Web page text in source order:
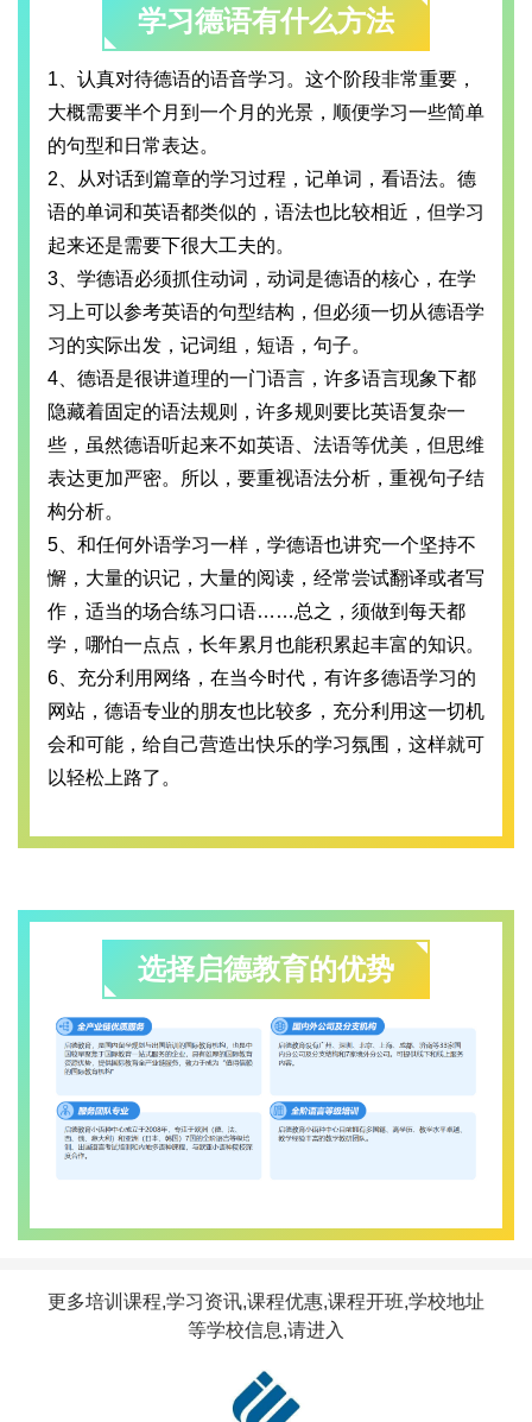
学习德语有什么方法
1、认真对待德语的语音学习。这个阶段非常重要，
大概需要半个月到一个月的光景，顺便学习一些简单
的句型和日常表达。
2、从对话到篇章的学习过程，记单词，看语法。德
语的单词和英语都类似的，语法也比较相近，但学习
起来还是需要下很大工夫的。
3、学德语必须抓住动词，动词是德语的核心，在学
习上可以参考英语的句型结构，但必须一切从德语学
习的实际出发，记词组，短语，句子。
4、德语是很讲道理的一门语言，许多语言现象下都
隐藏着固定的语法规则，许多规则要比英语复杂一
些，虽然德语听起来不如英语、法语等优美，但思维
表达更加严密。所以，要重视语法分析，重视句子结
构分析。
5、和任何外语学习一样，学德语也讲究一个坚持不
懈，大量的识记，大量的阅读，经常尝试翻译或者写
作，适当的场合练习口语……总之，须做到每天都
学，哪怕一点点，长年累月也能积累起丰富的知识。
6、充分利用网络，在当今时代，有许多德语学习的
网站，德语专业的朋友也比较多，充分利用这一切机
会和可能，给自己营造出快乐的学习氛围，这样就可
以轻松上路了。
选择启德教育的优势
更多培训课程,学习资讯,课程优惠,课程开班,学校地址
等学校信息,请进入